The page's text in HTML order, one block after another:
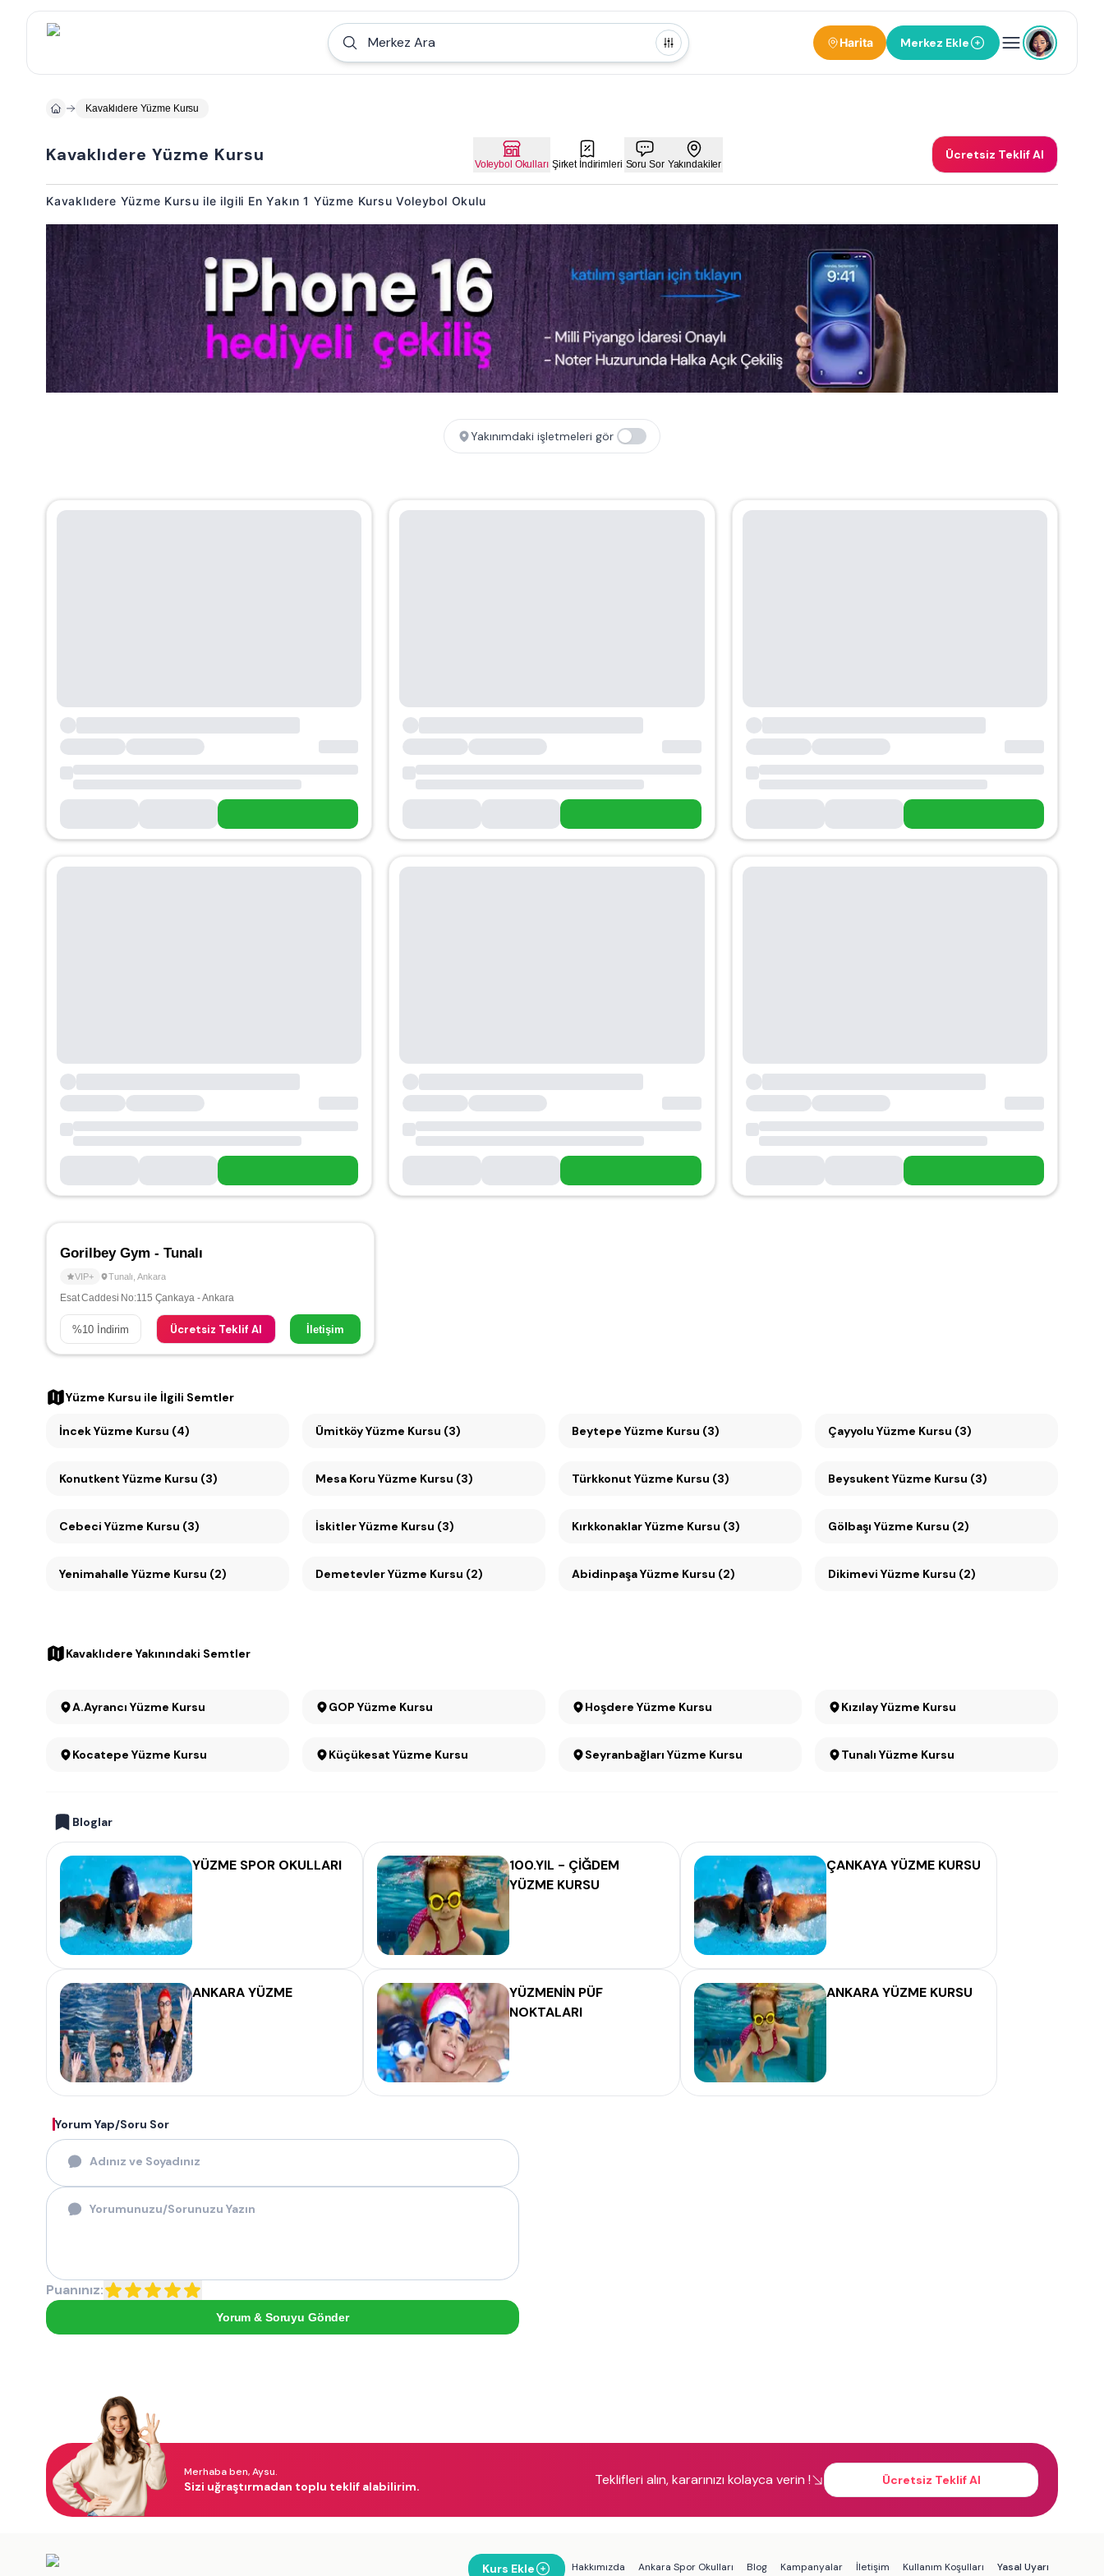
Merkez Ara Harita Merkez Ekle
Kavaklıdere Yüzme Kursu
Kavaklıdere Yüzme Kursu Voleybol Okulları Şirket İndirimleri Soru Sor Yakındakiler
Ücretsiz Teklif Al
Kavaklıdere Yüzme Kursu ile ilgili En Yakın 1 Yüzme Kursu Voleybol Okulu
Yakınımdaki işletmeleri gör
Gorilbey Gym - Tunalı
VIP+ Tunalı Ankara
Esat Caddesi No:115 Çankaya - Ankara
%10 İndirim Ücretsiz Teklif Al İletişim
Yüzme Kursu ile İlgili Semtler
İncek Yüzme Kursu (4) Ümitköy Yüzme Kursu (3) Beytepe Yüzme Kursu (3) Çayyolu Yüzme Kursu (3)
Konutkent Yüzme Kursu (3) Mesa Koru Yüzme Kursu (3) Türkkonut Yüzme Kursu (3) Beysukent Yüzme Kursu (3)
Cebeci Yüzme Kursu (3) İskitler Yüzme Kursu (3) Kırkkonaklar Yüzme Kursu (3) Gölbaşı Yüzme Kursu (2)
Yenimahalle Yüzme Kursu (2) Demetevler Yüzme Kursu (2) Abidinpaşa Yüzme Kursu (2) Dikimevi Yüzme Kursu (2)
Kavaklıdere Yakınındaki Semtler
A.Ayrancı Yüzme Kursu GOP Yüzme Kursu Hoşdere Yüzme Kursu Kızılay Yüzme Kursu
Kocatepe Yüzme Kursu Küçükesat Yüzme Kursu Seyranbağları Yüzme Kursu Tunalı Yüzme Kursu
Bloglar
YÜZME SPOR OKULLARI
100.YIL - ÇİĞDEM
YÜZME KURSU
ÇANKAYA YÜZME KURSU
ANKARA YÜZME
YÜZMENİN PÜF
NOKTALARI
ANKARA YÜZME KURSU
Yorum Yap/Soru Sor
Puanınız:
Yorum & Soruyu Gönder
Merhaba ben, Aysu.
Sizi uğraştırmadan toplu teklif alabilirim. Teklifleri alın, kararınızı kolayca verin ! Ücretsiz Teklif Al
Kurs Ekle Hakkımızda Ankara Spor Okulları Blog Kampanyalar İletişim Kullanım Koşulları Yasal Uyarı